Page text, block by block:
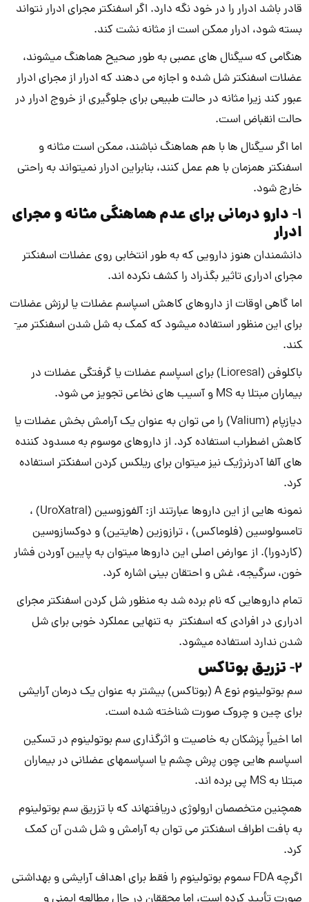
قادر باشد ادرار را در خود نگه دارد. اگر اسفنکتر مجرای ادرار نتواند
بسته شود، ادرار ممکن است از مثانه نشت کند.
هنگامی که سیگنال های عصبی به طور صحیح هماهنگ می­شوند،
عضلات اسفنکتر شل شده و اجازه می دهند که ادرار از مجرای ادرار
عبور کند زیرا مثانه در حالت طبیعی برای جلوگیری از خروج ادرار در
حالت انقباض است.
اما اگر سیگنال ها با هم هماهنگ نباشند، ممکن است مثانه و
اسفنکتر همزمان با هم عمل کنند، بنابراین ادرار نمی­تواند به راحتی
خارج شود.
1- دارو درمانی برای عدم هماهنگی مثانه و مجرای
ادرار
دانشمندان هنوز دارویی که به طور انتخابی روی عضلات اسفنکتر
مجرای ادراری تاثیر بگذراد را کشف نکرده اند.
اما گاهی اوقات از داروهای کاهش اسپاسم عضلات یا لرزش عضلات
برای این منظور استفاده می­شود که کمک به شل شدن اسفنکتر می­
کند.
باکلوفن (Lioresal) برای اسپاسم عضلات یا گرفتگی عضلات در
بیماران مبتلا به MS و آسیب های نخاعی تجویز می شود.
دیازپام (Valium) را می توان به عنوان یک آرامش بخش عضلات یا
کاهش اضطراب استفاده کرد. از داروهای موسوم به مسدود کننده
های آلفا آدرنرژیک نیز می­توان برای ریلکس کردن اسفنکتر استفاده
کرد.
نمونه هایی از این داروها عبارتند از: آلفوزوسین (UroXatral) ،
تامسولوسین (فلوماکس) ، ترازوزین (هایتین) و دوکسازوسین
(کاردورا). از عوارض اصلی این دارو­ها می­توان به پایین آوردن فشار
خون، سرگیجه، غش و احتقان بینی اشاره کرد.
تمام داروهایی که نام برده شد به منظور شل کردن اسفنکتر مجرای
ادراری در افرادی که اسفنکتر به تنهایی عملکرد خوبی برای شل
شدن ندارد استفاده می­­­شود.
2- تزریق بوتاکس
سم بوتولینوم نوع A (بوتاکس) بیشتر به عنوان یک درمان آرایشی
برای چین و چروک صورت شناخته شده است.
اما اخیراً پزشکان به خاصیت و اثرگذاری سم بوتولینوم در تسکین
اسپاسم هایی چون پرش چشم یا اسپاسم­های عضلانی در بیماران
مبتلا به MS پی برده ­اند.
همچنین متخصصان ارولوژی دریافته­اند که با تزریق سم بوتولینوم
به بافت اطراف اسفنکتر می توان به آرامش و شل شدن آن کمک
کرد.
اگرچه FDA سموم بوتولینوم را فقط برای اهداف آرایشی و بهداشتی